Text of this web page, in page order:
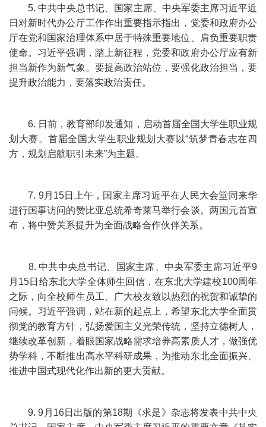
5. 中共中央总书记、国家主席、中央军委主席习近平近
日对新时代办公厅工作作出重要指示指出，党委和政府办公
厅在党和国家治理体系中居于特殊重要地位、肩负重要职责
使命。习近平强调，踏上新征程，党委和政府办公厅应有新
担当新作为新气象。要提高政治站位，要强化政治担当，要
提升政治能力，要落实政治责任。
6. 日前，教育部印发通知，启动首届全国大学生职业规
划大赛。首届全国大学生职业规划大赛以“筑梦青春志在四
方，规划启航职引未来”为主题。
7. 9月15日上午，国家主席习近平在人民大会堂同来华
进行国事访问的赞比亚总统希奇莱马举行会谈。两国元首宣
布，将中赞关系提升为全面战略合作伙伴关系。
8. 中共中央总书记、国家主席、中央军委主席习近平9
月15日给东北大学全体师生回信，在东北大学建校100周年
之际，向全校师生员工、广大校友致以热烈的祝贺和诚挚的
问候。习近平强调，站在新的起点上，希望东北大学全面贯
彻党的教育方针，弘扬爱国主义光荣传统，坚持立德树人，
继续改革创新，着眼国家战略需求培养高素质人才，做强优
势学科，不断推出高水平科研成果，为推动东北全面振兴、
推进中国式现代化作出新的更大贡献。
9. 9月16日出版的第18期《求是》杂志将发表中共中央